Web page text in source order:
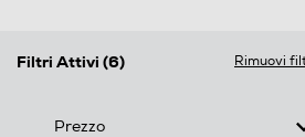
Filtri Attivi (6) Rimuovi
Prezzo